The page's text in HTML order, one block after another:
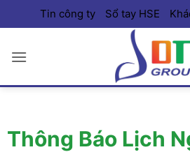
qua
dung
Tin công ty Sổ tay HSE
Thông Báo Lịch